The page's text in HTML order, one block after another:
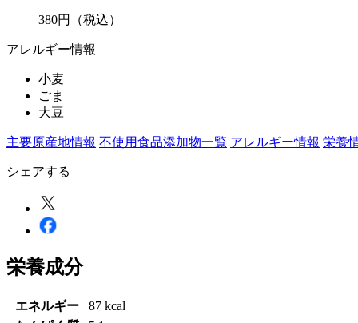
380円 （税込）
アレルギー情報
小麦
ごま
大豆
主要原産地情報 不使用食品添加物一覧 アレルギー情報 栄養
シェアする
栄養成分
エネルギー
87 kcal